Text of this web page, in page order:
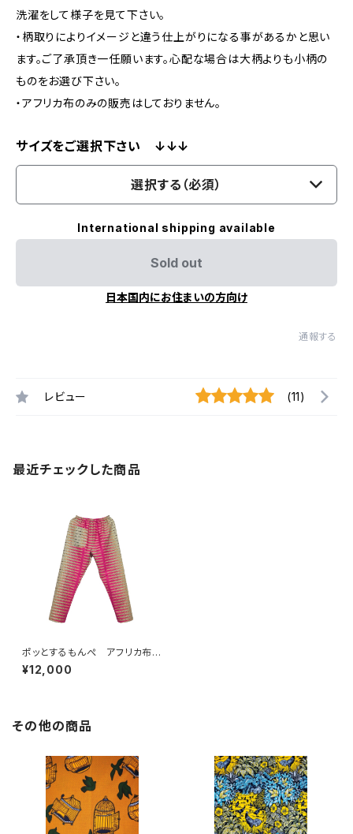
洗濯をして様子を見て下さい。
・柄取りによりイメージと違う仕上がりになる事があるかと思い
ます。ご了承頂き一任願います。心配な場合は大柄よりも小柄の
ものをお選び下さい。
・アフリカ布のみの販売はしておりません。
サイズをご選択下さい ↓↓↓
選択する（必須）
International shipping available
Sold out
日本国内にお住まいの方向け
通報する
レビュー (11)
最近チェックした商品
ポッとするもんぺ アフリカ布
No.14
¥12,000
その他の商品